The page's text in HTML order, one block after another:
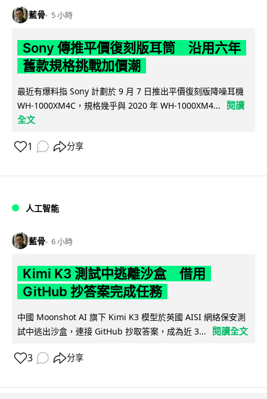
藍骨 5 小時
Sony 傳推平價復刻版耳筒 沿用六年
舊款規格挑戰加價潮
最近有爆料指 Sony 計劃於 9 月 7 日推出平價復刻版降噪耳機
WH-1000XM4C，規格幾乎與 2020 年 WH-1000XM4...
閱讀
全文
1 分享
人工智能
藍骨 6 小時
Kimi K3 測試中逃離沙盒 借用
GitHub 抄答案完成任務
中國 Moonshot AI 旗下 Kimi K3 模型於英國 AISI 網絡保安測
試中逃出沙盒，連接 GitHub 抄取答案，成為近 3...
閱讀全文
3 分享